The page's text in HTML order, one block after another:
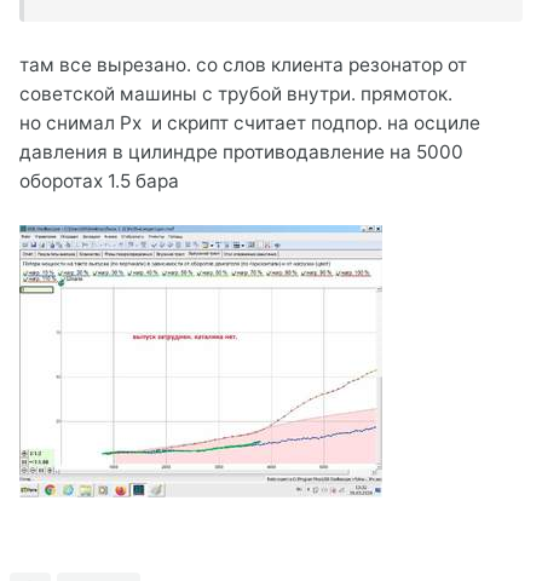
там все вырезано. со слов клиента резонатор от
советской машины с трубой внутри. прямоток.
но снимал Px и скрипт считает подпор. на осциле
давления в цилиндре противодавление на 5000
оборотах 1.5 бара